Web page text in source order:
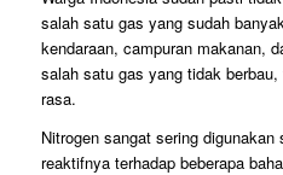
salah satu gas yang sudah
kendaraan, campuran makanan,
salah satu gas yang tidak
rasa.
Nitrogen sangat sering
reaktifnya terhadap beberapa